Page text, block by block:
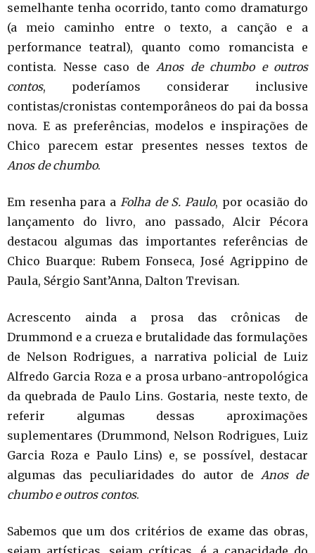
semelhante tenha ocorrido, tanto como dramaturgo
(a meio caminho entre o texto, a canção e a
performance teatral), quanto como romancista e
contista. Nesse caso de Anos de chumbo e outros
contos, poderíamos considerar inclusive
contistas/cronistas contemporâneos do pai da bossa
nova. E as preferências, modelos e inspirações de
Chico parecem estar presentes nesses textos de
Anos de chumbo.
Em resenha para a Folha de S. Paulo, por ocasião do
lançamento do livro, ano passado, Alcir Pécora
destacou algumas das importantes referências de
Chico Buarque: Rubem Fonseca, José Agrippino de
Paula, Sérgio Sant’Anna, Dalton Trevisan.
Acrescento ainda a prosa das crônicas de
Drummond e a crueza e brutalidade das formulações
de Nelson Rodrigues, a narrativa policial de Luiz
Alfredo Garcia Roza e a prosa urbano-antropológica
da quebrada de Paulo Lins. Gostaria, neste texto, de
referir algumas dessas aproximações
suplementares (Drummond, Nelson Rodrigues, Luiz
Garcia Roza e Paulo Lins) e, se possível, destacar
algumas das peculiaridades do autor de Anos de
chumbo e outros contos.
Sabemos que um dos critérios de exame das obras,